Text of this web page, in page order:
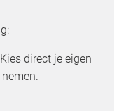
direct je eigen